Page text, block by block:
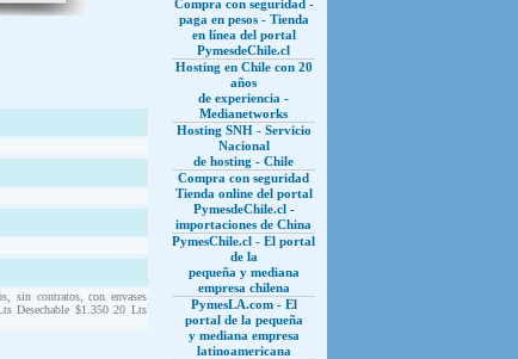
sin contratos, con envases
Desechable $1.350 20 Lts
Compra con seguridad -
paga en pesos - Tienda
en línea del portal
PymesdeChile.cl
Hosting en Chile con 20
años
de experiencia -
Medianetworks
Hosting SNH - Servicio
Nacional
de hosting - Chile
Compra con seguridad
Tienda online del portal
PymesdeChile.cl -
importaciones de China
PymesChile.cl - El portal
de la
pequeña y mediana
empresa chilena
PymesLA.com - El
portal de la pequeña
y mediana empresa
latinoamericana